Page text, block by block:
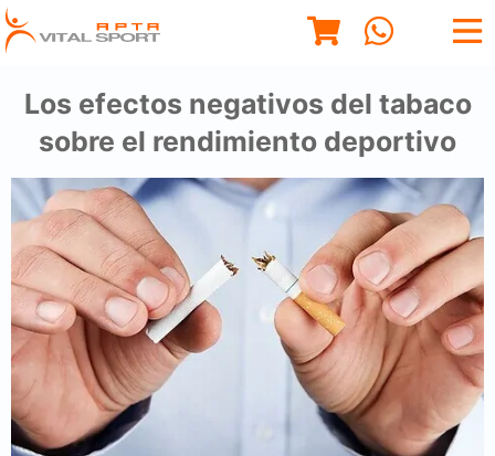
Los efectos negativos del tabaco
sobre el rendimiento deportivo